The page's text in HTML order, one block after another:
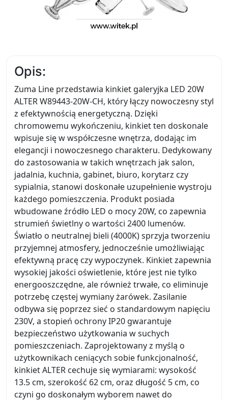
Opis:
Zuma Line przedstawia kinkiet galeryjka LED 20W
ALTER W89443-20W-CH, który łączy nowoczesny styl
z efektywnością energetyczną. Dzięki
chromowemu wykończeniu, kinkiet ten doskonale
wpisuje się w współczesne wnętrza, dodając im
elegancji i nowoczesnego charakteru. Dedykowany
do zastosowania w takich wnętrzach jak salon,
jadalnia, kuchnia, gabinet, biuro, korytarz czy
sypialnia, stanowi doskonałe uzupełnienie wystroju
każdego pomieszczenia. Produkt posiada
wbudowane źródło LED o mocy 20W, co zapewnia
strumień świetlny o wartości 2400 lumenów.
Światło o neutralnej bieli (4000K) sprzyja tworzeniu
przyjemnej atmosfery, jednocześnie umożliwiając
efektywną pracę czy wypoczynek. Kinkiet zapewnia
wysokiej jakości oświetlenie, które jest nie tylko
energooszczędne, ale również trwałe, co eliminuje
potrzebę częstej wymiany żarówek. Zasilanie
odbywa się poprzez sieć o standardowym napięciu
230V, a stopień ochrony IP20 gwarantuje
bezpieczeństwo użytkowania w suchych
pomieszczeniach. Zaprojektowany z myślą o
użytkownikach ceniących sobie funkcjonalność,
kinkiet ALTER cechuje się wymiarami: wysokość
13.5 cm, szerokość 62 cm, oraz długość 5 cm, co
czyni go doskonałym wyborem nawet do